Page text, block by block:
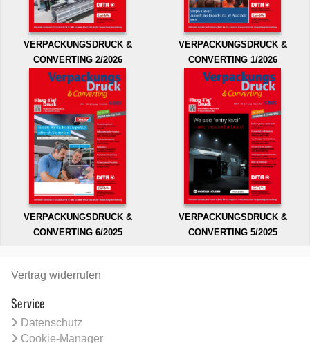
VERPACKUNGSDRUCK &
CONVERTING 2/2026
VERPACKUNGSDRUCK &
CONVERTING 1/2026
VERPACKUNGSDRUCK &
CONVERTING 6/2025
VERPACKUNGSDRUCK &
CONVERTING 5/2025
Vertrag widerrufen
Service
Datenschutz
Cookie-Manager